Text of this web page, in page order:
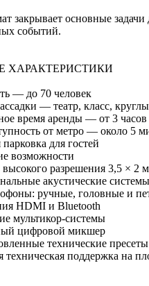
закрывает основные задачи
событий.
ХАРАКТЕРИСТИКИ
— до 70 человек
— театр, класс,
время аренды — от 3 часов
от метро — около 5
парковка для гостей
возможности
высокого разрешения 3,5 × 2 м
акустические системы
ручные, головные и
HDMI и Bluetooth
мультикор-системы
цифровой микшер
технические пресеты
техническая поддержка на